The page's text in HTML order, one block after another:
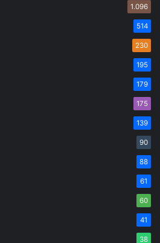
1.096
514
230
195
179
175
139
90
88
61
60
41
38